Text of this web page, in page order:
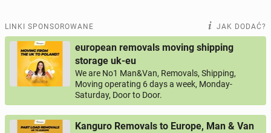
LINKI SPONSOROWANE JAK DODAĆ?
european removals moving shipping
storage uk-eu
We are No1 Man&Van, Removals, Shipping,
Moving operating 6 days a week, Monday-
Saturday, Door to Door.
Kanguro Removals to Europe, Man & Van